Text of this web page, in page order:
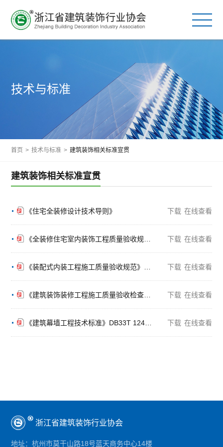
技术与标准
首页 > 技术与标准 > 建筑装饰相关标准宣贯
建筑装饰相关标准宣贯
《住宅全装修设计技术导则》 下载 在线查看
下载 在线查看
下载 在线查看
下载 在线查看
下载 在线查看
浙江省建筑装饰行业协会
地址：杭州市莫干山路18号蓝天商务中心14楼